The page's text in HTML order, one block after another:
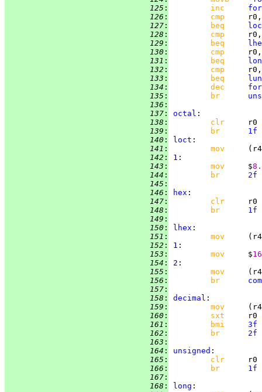
125 : inc
126 : cmp
127 : beq
128 : cmp
129 : beq
130 : cmp
131 : beq
132 : cmp
133 : beq
134 : dec
135 : br
136 :
137 : octal
138 : clr
139 : br 1f
140 : loct
141 :
mov
142 : 1
143 : mov $8.
144 : br 2f
145 :
146 : hex
147 : clr
148 : br 1f
149 :
150 : lhex
151 :
mov
152 : 1
153 : mov $
154 : 2
155 :
mov
156 : br
157 :
158 : decimal
159 :
mov
160 : sxt
161 : bmi 3f
162 : br 2f
163 :
164 : unsigned
165 : clr
166 : br 1f
167 :
168 : long